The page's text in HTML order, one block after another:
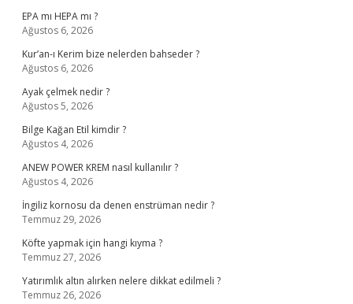
EPA mı HEPA mı ?
Ağustos 6, 2026
Kur’an-ı Kerim bize nelerden bahseder ?
Ağustos 6, 2026
Ayak çelmek nedir ?
Ağustos 5, 2026
Bilge Kağan Etil kimdir ?
Ağustos 4, 2026
ANEW POWER KREM nasıl kullanılır ?
Ağustos 4, 2026
İngiliz kornosu da denen enstrüman nedir ?
Temmuz 29, 2026
Köfte yapmak için hangi kıyma ?
Temmuz 27, 2026
Yatırımlık altın alırken nelere dikkat edilmeli ?
Temmuz 26, 2026